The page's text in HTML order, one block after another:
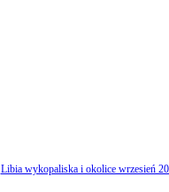
Libia wykopaliska i okolice wrzesień